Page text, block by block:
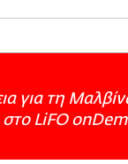
το
για τη
LiFO